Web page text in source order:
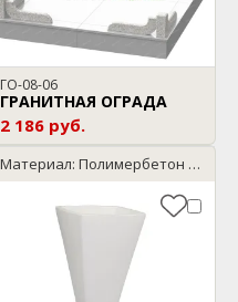
ГО-08-06
ГРАНИТНАЯ ОГРАДА
2 186 руб.
Материал: Полимербетон / мрамор